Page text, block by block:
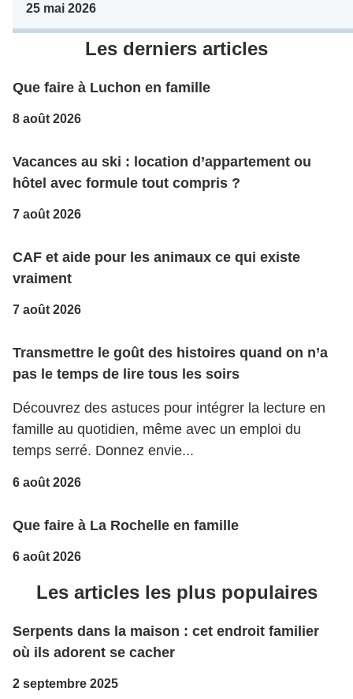
25 mai 2026
Les derniers articles
Que faire à Luchon en famille
8 août 2026
Vacances au ski : location d’appartement ou
hôtel avec formule tout compris ?
7 août 2026
CAF et aide pour les animaux ce qui existe
vraiment
7 août 2026
Transmettre le goût des histoires quand on n’a
pas le temps de lire tous les soirs
Découvrez des astuces pour intégrer la lecture en
famille au quotidien, même avec un emploi du
temps serré. Donnez envie...
6 août 2026
Que faire à La Rochelle en famille
6 août 2026
Les articles les plus populaires
Serpents dans la maison : cet endroit familier
où ils adorent se cacher
2 septembre 2025